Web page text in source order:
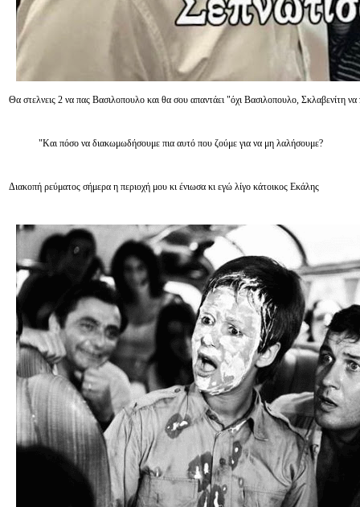
Θα στελνεις 2 να πας Βασιλοπουλο και θα σου απαντάει "όχι Βασιλοπουλο, Σκλαβενίτη
"Και πόσο να διακωμωδήσουμε πια αυτό που ζούμε για να μη λαλήσουμε?
Διακοπή ρεύματος σήμερα η περιοχή μου κι ένιωσα κι εγώ λίγο κάτοικος Εκάλης